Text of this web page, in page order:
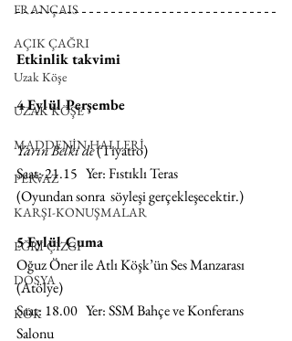
FRANÇAIS
AÇIK ÇAĞRI
Uzak Köşe
UZAK KÖŞE
MADDENİN HALLERİ
PERVAZ
KARŞI-KONUŞMALAR
EĞRİ ÇİZGİ
DOSYA
KÖK
Etkinlik takvimi
4 Eylül Perşembe
Yarın Belki de (Tiyatro)
Saat: 21.15   Yer: Fıstıklı Teras
(Oyundan sonra  söyleşi gerçekleşecektir.)
5 Eylül Cuma
Oğuz Öner ile Atlı Köşk’ün Ses Manzarası
(Atölye)
Saat: 18.00   Yer: SSM Bahçe ve Konferans
Salonu